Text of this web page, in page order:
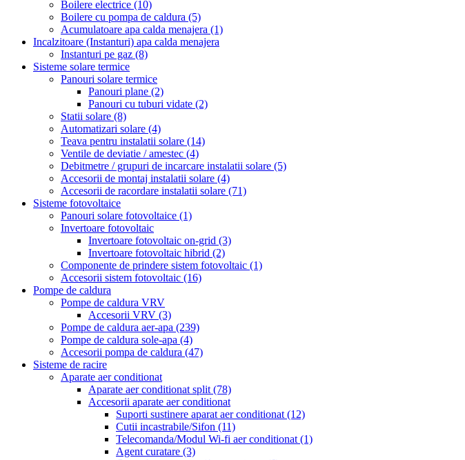
Boilere electrice (10)
Boilere cu pompa de caldura (5)
Acumulatoare apa calda menajera (1)
Incalzitoare (Instanturi) apa calda menajera
Instanturi pe gaz (8)
Sisteme solare termice
Panouri solare termice
Panouri plane (2)
Panouri cu tuburi vidate (2)
Statii solare (8)
Automatizari solare (4)
Teava pentru instalatii solare (14)
Ventile de deviatie / amestec (4)
Debitmetre / grupuri de incarcare instalatii solare (5)
Accesorii de montaj instalatii solare (4)
Accesorii de racordare instalatii solare (71)
Sisteme fotovoltaice
Panouri solare fotovoltaice (1)
Invertoare fotovoltaic
Invertoare fotovoltaic on-grid (3)
Invertoare fotovoltaic hibrid (2)
Componente de prindere sistem fotovoltaic (1)
Accesorii sistem fotovoltaic (16)
Pompe de caldura
Pompe de caldura VRV
Accesorii VRV (3)
Pompe de caldura aer-apa (239)
Pompe de caldura sole-apa (4)
Accesorii pompa de caldura (47)
Sisteme de racire
Aparate aer conditionat
Aparate aer conditionat split (78)
Accesorii aparate aer conditionat
Suporti sustinere aparat aer conditionat (12)
Cutii incastrabile/Sifon (11)
Telecomanda/Modul Wi-fi aer conditionat (1)
Agent curatare (3)